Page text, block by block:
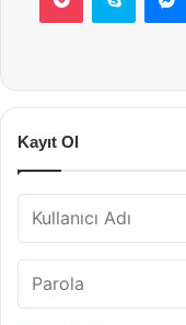
Kayıt Ol